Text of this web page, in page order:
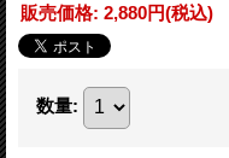
販売価格: 2,880円(税込)
数量: